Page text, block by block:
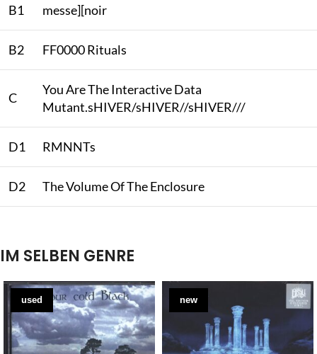
B1 messe][noir
B2 FF0000 Rituals
C
You Are The Interactive Data
Mutant.sHIVER/sHIVER//sHIVER///
D1 RMNNTs
D2 The Volume Of The Enclosure
IM SELBEN GENRE
used new